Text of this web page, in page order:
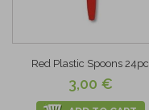
Red Plastic Spoons 24pc
3,00 €